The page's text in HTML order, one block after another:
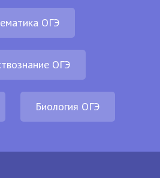
ОГЭ
ОГЭ
Биология ОГЭ